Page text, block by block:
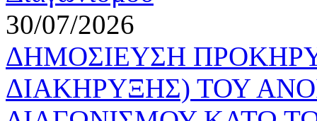
30/07/2026
ΔΗΜΟΣΙΕΥΣΗ
ΔΙΑΚΗΡΥΞΗΣ) ΤΟΥ